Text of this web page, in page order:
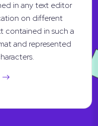
in any text editor
on different
contained in such a
and represented